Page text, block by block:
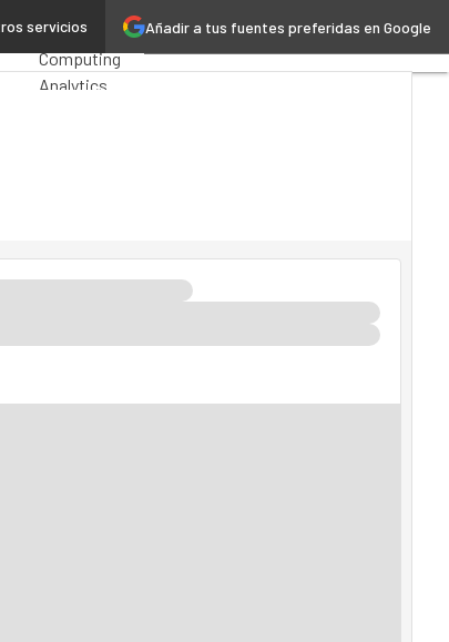
Añadir a tus fuentes preferidas en Google
servicios
Premios
Computing
Analytics